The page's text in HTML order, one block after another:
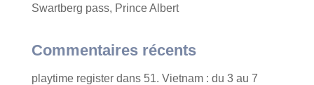
Swartberg pass, Prince Albert
Commentaires récents
playtime registerdans 51. Vietnam : du 3 au 7